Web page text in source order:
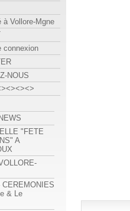
à Vollore-Mgne
connexion
NOUS
"FETE
A
CEREMONIES
& Le